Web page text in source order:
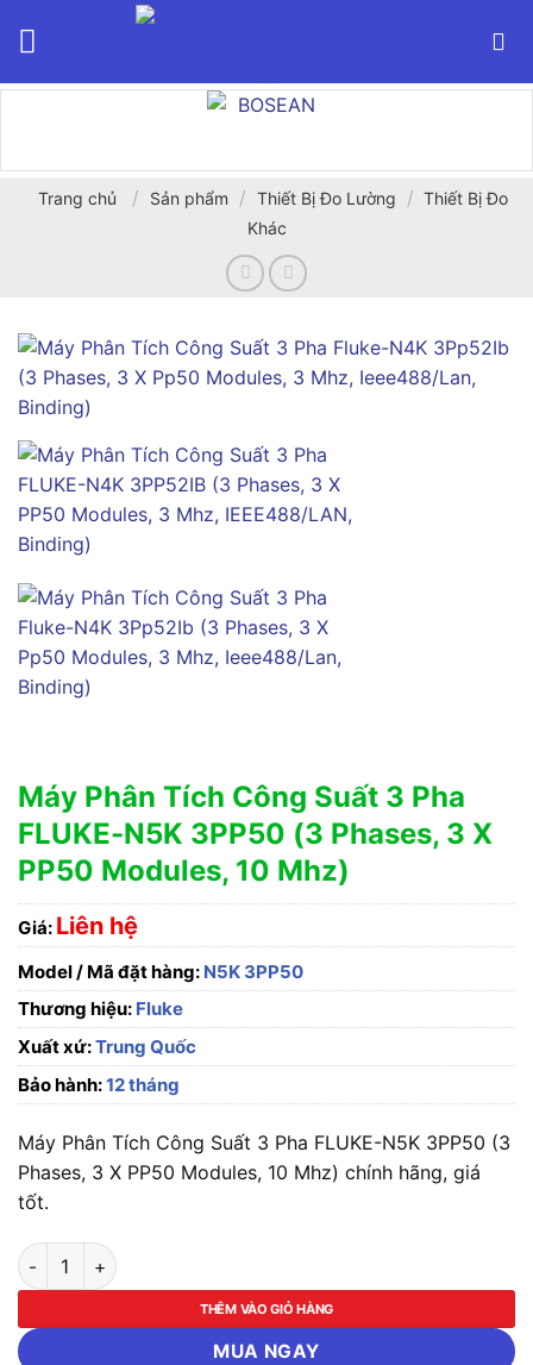
Trang chủ / Sản phẩm / Thiết Bị Đo Lường / Thiết Bị Đo
Khác
Máy Phân Tích Công Suất 3 Pha
FLUKE-N5K 3PP50 (3 Phases, 3 X
PP50 Modules, 10 Mhz)
Giá: Liên hệ
Model / Mã đặt hàng: N5K 3PP50
Thương hiệu: Fluke
Xuất xứ:Trung Quốc
Bảo hành:12 tháng
Máy Phân Tích Công Suất 3 Pha FLUKE-N5K 3PP50 (3
Phases, 3 X PP50 Modules, 10 Mhz) chính hãng, giá
tốt.
Máy Phân Tích Công Suất 3 Pha FLUKE-N5K 3PP50 (3
THÊM VÀO GIỎ HÀNG
MUA NGAY